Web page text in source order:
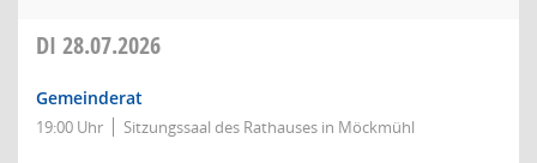
DI 28.07.2026
Gemeinderat
19:00 Uhr Sitzungssaal des Rathauses in Möckmühl